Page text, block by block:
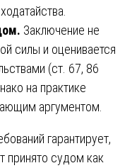
Заключение не
силы и оценивается
(ст. 67, 86
на практике
аргументом.
гарантирует,
принято судом как